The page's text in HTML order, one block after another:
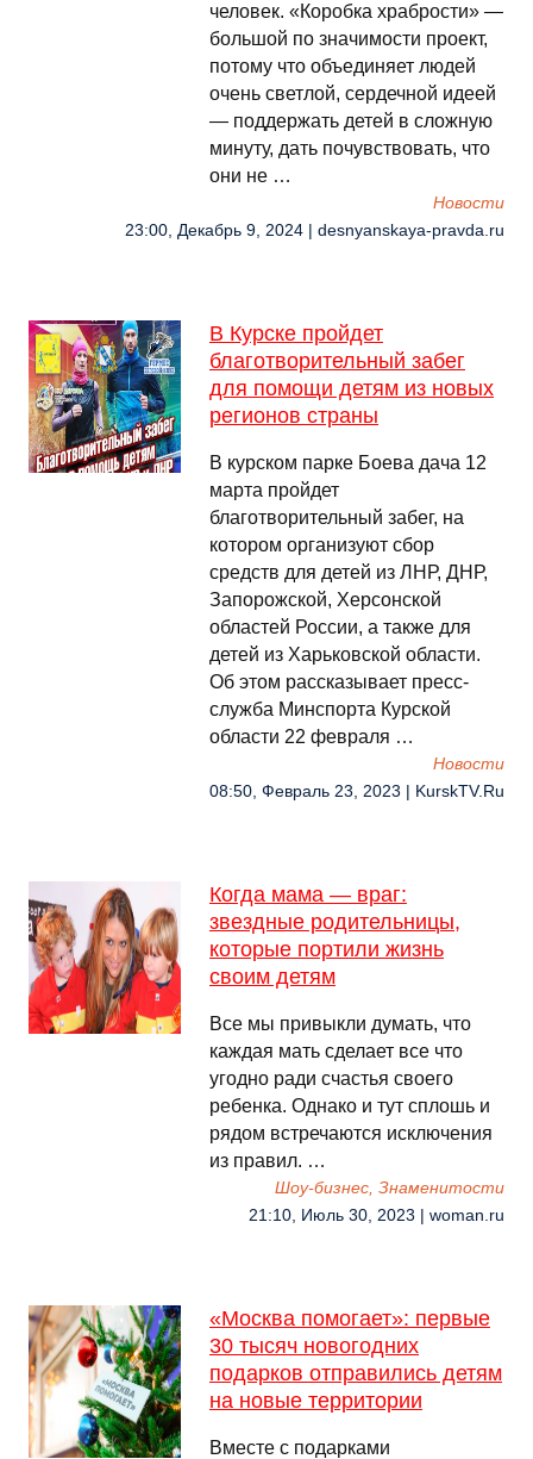
человек. «Коробка храбрости» —
большой по значимости проект,
потому что объединяет людей
очень светлой, сердечной идеей
— поддержать детей в сложную
минуту, дать почувствовать, что
они не …
Новости
23:00, Декабрь 9, 2024 | desnyanskaya-pravda.ru
В Курске пройдет
благотворительный забег
для помощи детям из новых
регионов страны
В курском парке Боева дача 12
марта пройдет
благотворительный забег, на
котором организуют сбор
средств для детей из ЛНР, ДНР,
Запорожской, Херсонской
областей России, а также для
детей из Харьковской области.
Об этом рассказывает пресс-
служба Минспорта Курской
области 22 февраля …
Новости
08:50, Февраль 23, 2023 | KurskTV.Ru
Когда мама — враг:
звездные родительницы,
которые портили жизнь
своим детям
Все мы привыкли думать, что
каждая мать сделает все что
угодно ради счастья своего
ребенка. Однако и тут сплошь и
рядом встречаются исключения
из правил. …
Шоу-бизнес, Знаменитости
21:10, Июль 30, 2023 | woman.ru
«Москва помогает»: первые
30 тысяч новогодних
подарков отправились детям
на новые территории
Вместе с подарками